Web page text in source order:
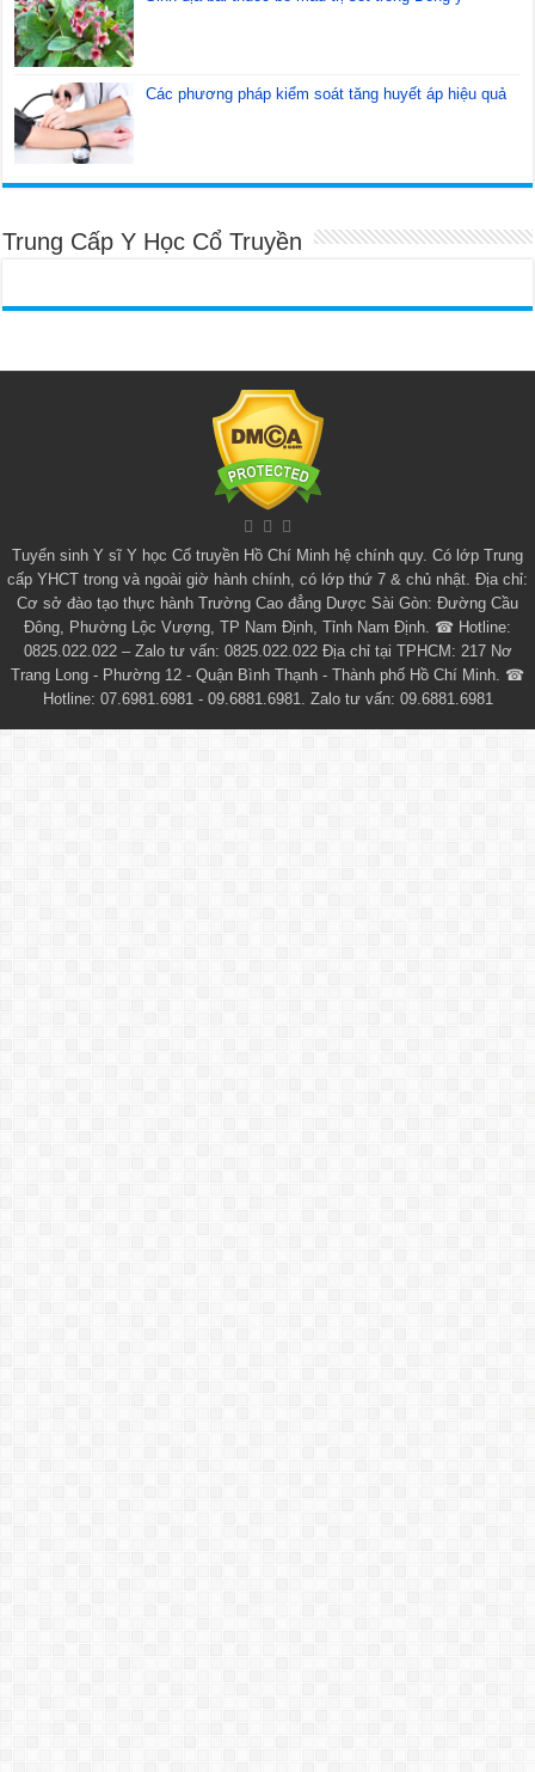
Các phương pháp kiểm soát tăng huyết áp hiệu quả
Trung Cấp Y Học Cổ Truyền
Tuyển sinh Y sĩ Y học Cổ truyền Hồ Chí Minh hệ chính quy. Có lớp Trung
cấp YHCT trong và ngoài giờ hành chính, có lớp thứ 7 & chủ nhật. Địa chỉ:
Cơ sở đào tạo thực hành Trường Cao đẳng Dược Sài Gòn: Đường Cầu
Đông, Phường Lộc Vượng, TP Nam Định, Tỉnh Nam Định. ☎ Hotline:
0825.022.022 – Zalo tư vấn: 0825.022.022 Địa chỉ tại TPHCM: 217 Nơ
Trang Long - Phường 12 - Quận Bình Thạnh - Thành phố Hồ Chí Minh. ☎
Hotline: 07.6981.6981 - 09.6881.6981. Zalo tư vấn: 09.6881.6981